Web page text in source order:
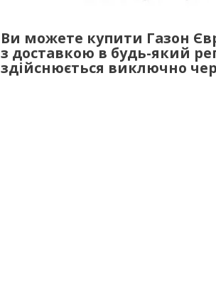
Ви можете купити Газон
з доставкою в будь-який
здійснюється виключно